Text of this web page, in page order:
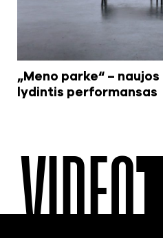
„Meno parke“ –
lydintis performansas
VIDEO